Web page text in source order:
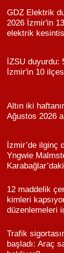
GDZ Elektrik
2026 İzmir'in
elektrik
İZSU duyurdu:
İzmir'in 10
Altın iki
Ağustos 2026
İzmir’de ilginç
Yngwie
12 maddelik
kimleri
düzenlemeleri
Trafik
başladı: Araç